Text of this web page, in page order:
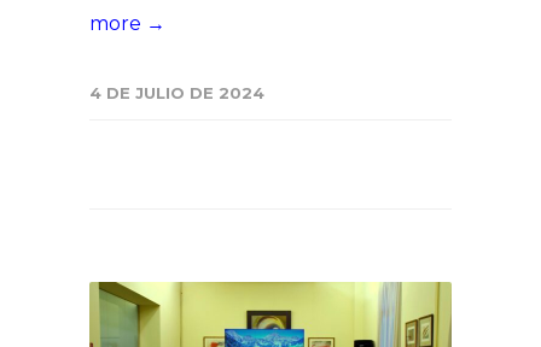
more →
4 DE JULIO DE 2024